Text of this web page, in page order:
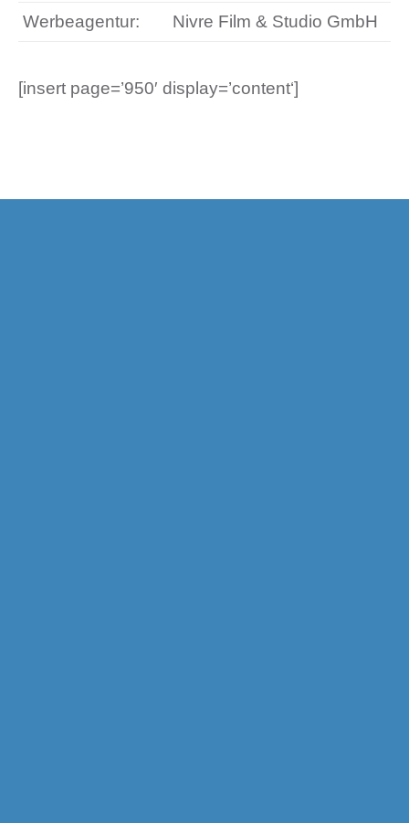
Werbeagentur: Nivre Film & Studio GmbH
[insert page=’950′ display=’content‘]